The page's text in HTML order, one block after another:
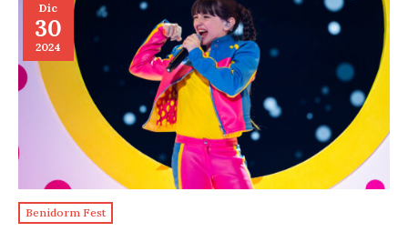
Dic
30
2024
Benidorm Fest